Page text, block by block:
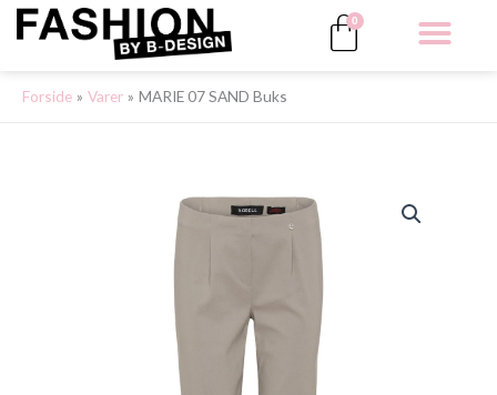
Gå
0
Kurv
Forside Varer MARIE 07 SAND Buks